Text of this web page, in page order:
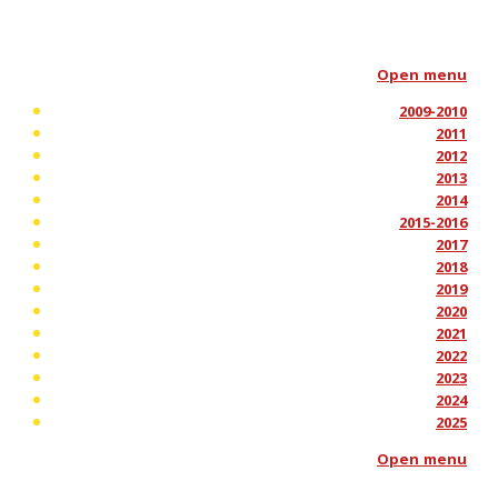
Open menu
2009-2010
2011
2012
2013
2014
2015-2016
2017
2018
2019
2020
2021
2022
2023
2024
2025
Open menu